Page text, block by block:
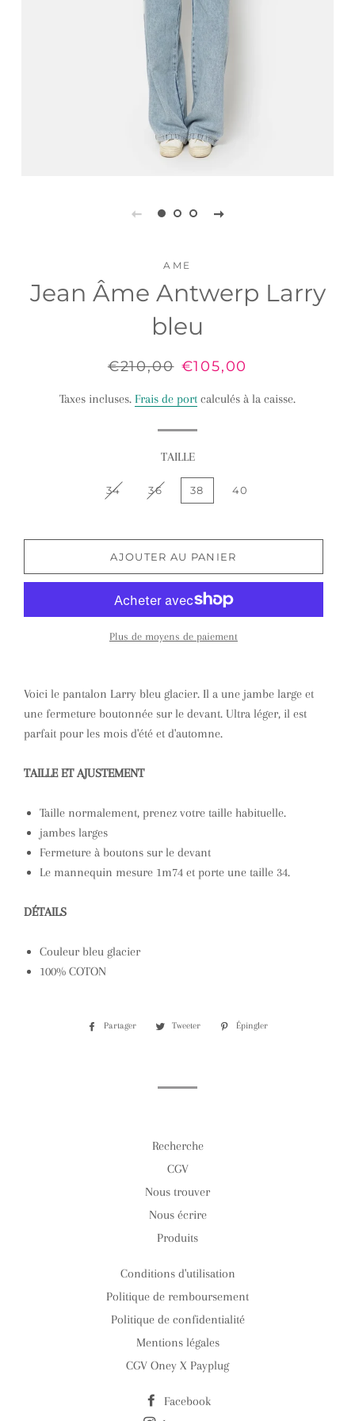
AME
Jean Âme Antwerp Larry
bleu
Prix
€210,00 Prix
€105,00
Taxes incluses. Frais de port calculés à la caisse.
TAILLE
34 36 38 40
AJOUTER AU PANIER
Plus de moyens de paiement
Voici le pantalon Larry bleu glacier. Il a une jambe large et
une fermeture boutonnée sur le devant. Ultra léger, il est
parfait pour les mois d'été et d'automne.
TAILLE ET AJUSTEMENT
Taille normalement, prenez votre taille habituelle.
jambes larges
Fermeture à boutons sur le devant
Le mannequin mesure 1m74 et porte une taille 34.
DÉTAILS
Couleur bleu glacier
100% COTON
Partager
PartagerTweeter
Tweeter Épingler
Recherche
CGV
Nous trouver
Nous écrire
Produits
Conditions d'utilisation
Politique de remboursement
Politique de confidentialité
Mentions légales
CGV Oney X Payplug
Facebook